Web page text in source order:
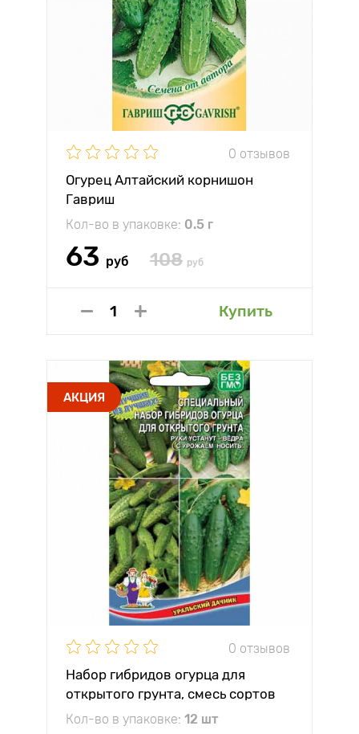
0 отзывов
Огурец Алтайский корнишон
Гавриш
Кол-во в упаковке: 0.5 г
63 руб 108 руб
Купить
АКЦИЯ
0 отзывов
Набор гибридов огурца для
открытого грунта, смесь сортов
Уральский дачник
Кол-во в упаковке: 12 шт